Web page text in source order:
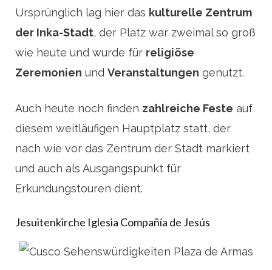
Ursprünglich lag hier das kulturelle Zentrum
der Inka-Stadt, der Platz war zweimal so groß
wie heute und wurde für religiöse
Zeremonien und Veranstaltungen genutzt.
Auch heute noch finden zahlreiche Feste auf
diesem weitläufigen Hauptplatz statt, der
nach wie vor das Zentrum der Stadt markiert
und auch als Ausgangspunkt für
Erkundungstouren dient.
Jesuitenkirche Iglesia Compañía de Jesús